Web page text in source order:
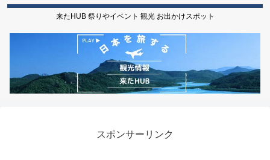
来たHUB 祭りやイベント 観光 お出かけスポット
スポンサーリンク